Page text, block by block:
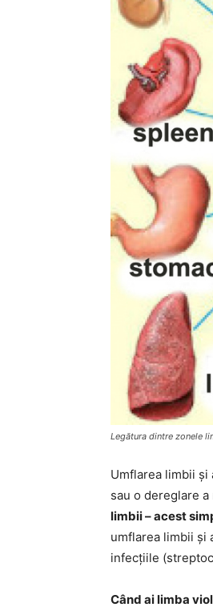
Legătura dintre zonele
Umflarea limbii
sau o dereglare
limbii – acest
umflarea limbii și
infecțiile
Când ai limba